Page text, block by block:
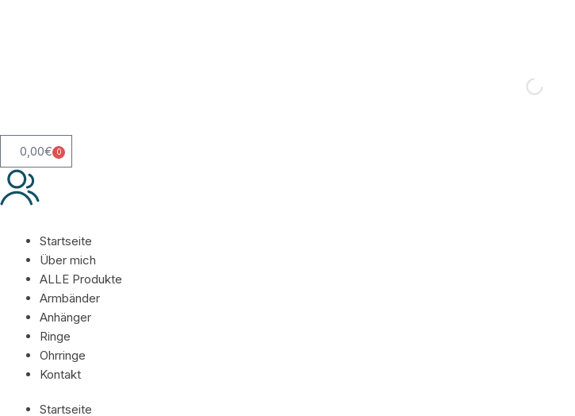
0,00€ 0
Startseite
Über mich
ALLE Produkte
Armbänder
Anhänger
Ringe
Ohrringe
Kontakt
Startseite